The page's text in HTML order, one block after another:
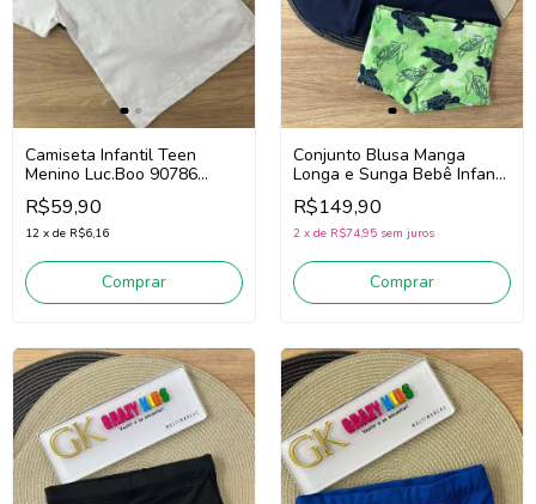
Camiseta Infantil Teen
Menino Luc.Boo 90786
(Branco)
R$59,90
12 x de R$6,16
Comprar
Conjunto Blusa Manga
Longa e Sunga Bebê Infantil
Menino Luc.Boo 85540
(Marinho/Verde)
R$149,90
2 x de R$74,95 sem juros
Comprar